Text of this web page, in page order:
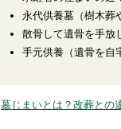
永代供養墓（樹木葬
散骨して遺骨を手放
手元供養（遺骨を自
墓じまいとは？改葬との